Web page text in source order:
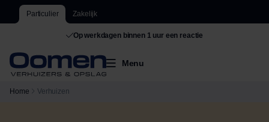
Particulier Zakelijk
De grootste van Nederland
Menu
Home Verhuizen